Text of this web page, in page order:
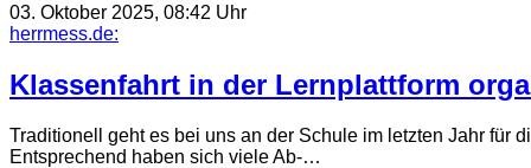
03. Oktober 2025, 08:42 Uhr
herrmess.de:
Klassenfahrt in der Lernplattform
Traditionell geht es bei uns an der Schule im letzten Jahr für
Entsprechend haben sich viele Ab-…